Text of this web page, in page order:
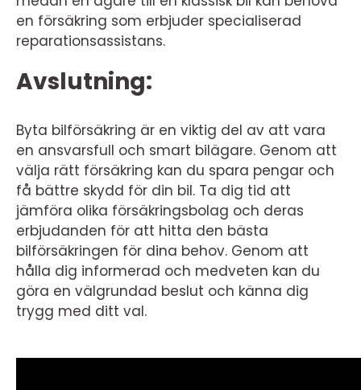
en försäkring som erbjuder specialiserad
reparationsassistans.
Avslutning:
Byta bilförsäkring är en viktig del av att vara
en ansvarsfull och smart bilägare. Genom att
välja rätt försäkring kan du spara pengar och
få bättre skydd för din bil. Ta dig tid att
jämföra olika försäkringsbolag och deras
erbjudanden för att hitta den bästa
bilförsäkringen för dina behov. Genom att
hålla dig informerad och medveten kan du
göra en välgrundad beslut och känna dig
trygg med ditt val.